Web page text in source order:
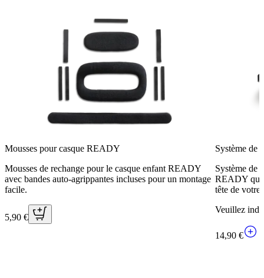
Mousses pour casque READY
Mousses de rechange pour le casque enfant READY
avec bandes auto-agrippantes incluses pour un montage
facile.
5,90 €
Système de
Système de
READY qui
tête de votre
Veuillez
14,90 €